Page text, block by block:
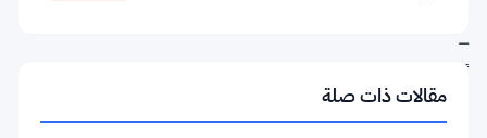
لذلك
–
أواخر
يوليو
مقالات ذات صلة